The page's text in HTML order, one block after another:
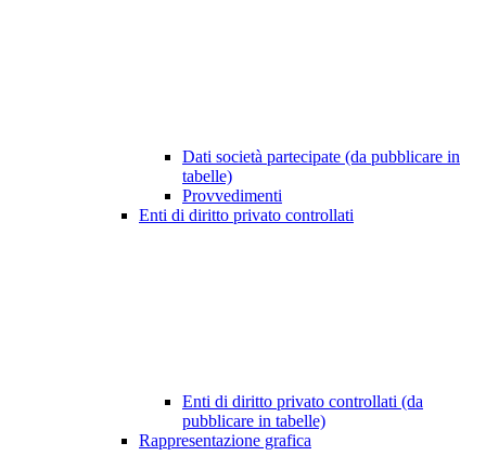
Dati società partecipate (da pubblicare in
tabelle)
Provvedimenti
Enti di diritto privato controllati
Enti di diritto privato controllati (da
pubblicare in tabelle)
Rappresentazione grafica